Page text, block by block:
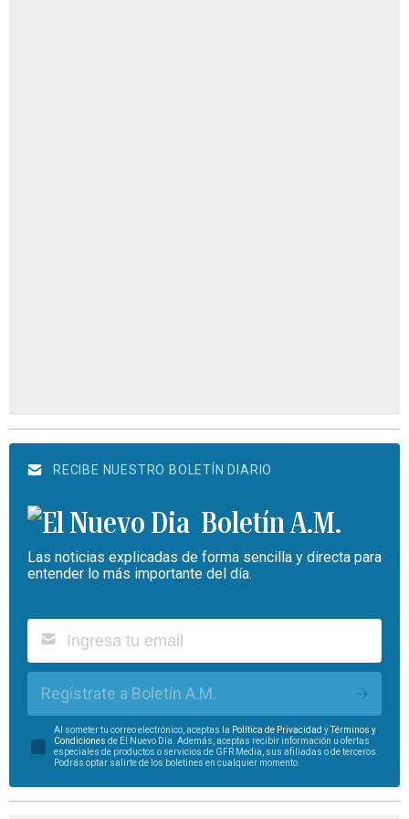
RECIBE NUESTRO BOLETÍN DIARIO
Boletín A.M.
Las noticias explicadas de forma sencilla y directa para
entender lo más importante del día.
Regístrate a Boletín A.M.
Al someter tu correo electrónico, aceptas la Política de Privacidad yTérminos y
Condiciones de El Nuevo Día. Además, aceptas recibir información u ofertas
especiales de productos o servicios de GFR Media, sus afiliadas o de terceros.
Podrás optar salirte de los boletines en cualquier momento.